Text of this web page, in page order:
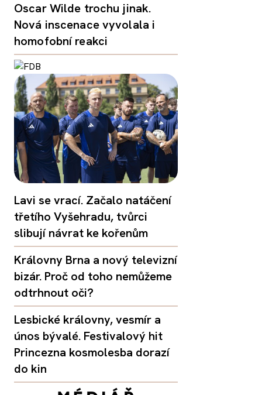
Oscar Wilde trochu jinak.
Nová inscenace vyvolala i
homofobní reakci
Lavi se vrací. Začalo natáčení
třetího Vyšehradu, tvůrci
slibují návrat ke kořenům
Královny Brna a nový televizní
bizár. Proč od toho nemůžeme
odtrhnout oči?
Lesbické královny, vesmír a
únos bývalé. Festivalový hit
Princezna kosmolesba dorazí
do kin